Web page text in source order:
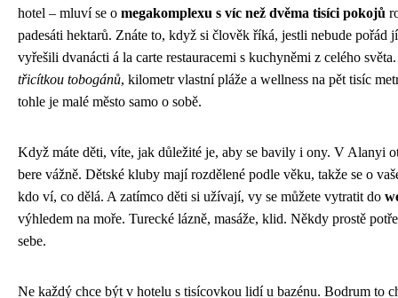
hotel – mluví se o megakomplexu s víc než dvěma tisíci pokojů
padesáti hektarů. Znáte to, když si člověk říká, jestli nebude pořád
vyřešili dvanácti á la carte restauracemi s kuchyněmi z celého
třicítkou tobogánů, kilometr vlastní pláže a wellness na pět tisíc
tohle je malé město samo o sobě.
Když máte děti, víte, jak důležité je, aby se bavily i ony. V Alanyi
bere vážně. Dětské kluby mají rozdělené podle věku, takže se o
kdo ví, co dělá. A zatímco děti si užívají, vy se můžete vytratit do
výhledem na moře. Turecké lázně, masáže, klid. Někdy prostě
sebe.
Ne každý chce být v hotelu s tisícovkou lidí u bazénu. Bodrum to